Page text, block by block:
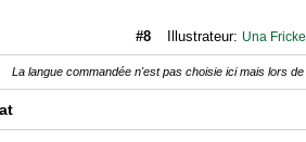
#8 Illustrateur: Una
La langue commandée n'est pas choisie ici mais lors